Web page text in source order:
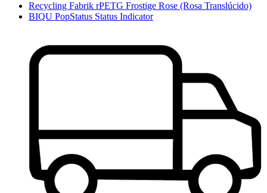
Recycling Fabrik rPETG Frostige Rose (Rosa Translúcido)
BIQU PopStatus Status Indicator